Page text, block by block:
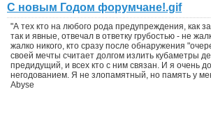
С новым Годом форумчане!.gif
"А тех кто на любого рода предупреждения, как
так и явные, отвечал в ответку грубостью - не
жалко никого, кто сразу после обнаружения
своей мечты считает долгом излить кубаметры
предидущий, и всех кто с ним связан. И я очень
негодованием. Я не злопамятный, но память у
Abyse